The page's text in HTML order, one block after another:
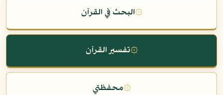
۞البحث في القرآن
۞تفسير القرآن
۞محفظتي